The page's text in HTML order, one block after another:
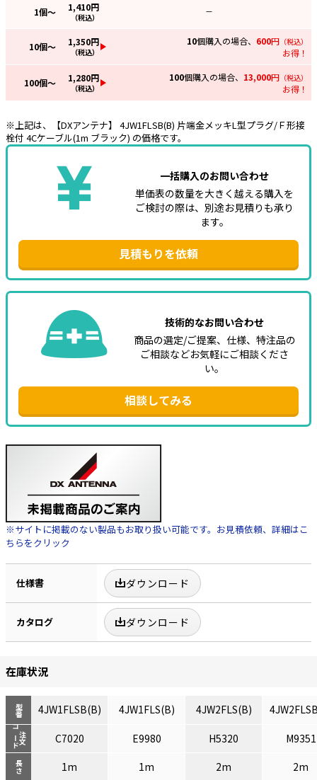
1個～ 1,410円
（税込）
—
10個～ 1,350円
（税込）
10個購入の場合、 600円 （税込）
お得！
100個～ 1,280円
（税込）
100個購入の場合、 13,000円 （税込）
お得！
※上記は、【DXアンテナ】 4JW1FLSB(B) 片端金メッキL型プラグ/Ｆ形接
栓付 4Cケーブル(1m ブラック) の価格です。
一括購入のお問い合わせ
単価表の数量を大きく越える購入を
ご検討の際は、別途お見積りも承り
ます。
見積もりを依頼
技術的なお問い合わせ
商品の選定/ご提案、仕様、特注品の
ご相談などお気軽にご相談くださ
い。
相談してみる
※サイトに掲載のない製品もお取り扱い可能です。お見積依頼、詳細はこ
ちらをクリック
仕様書 ダウンロード
カタログ ダウンロード
在庫状況
型番
注文
コード
長さ
4JW1FLSB(B) 4JW1FLS(B) 4JW2FLS(B)
C7020 E9980 H5320
M9351
1m
1m 2m 2m